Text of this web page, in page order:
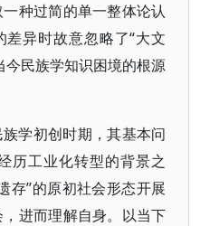
种过简的单一整体论认
差异时故意忽略了“大文
今民族学知识困境的根源
学初创时期，其基本问
历工业化转型的背景之
存”的原初社会形态开展
进而理解自身。以当下